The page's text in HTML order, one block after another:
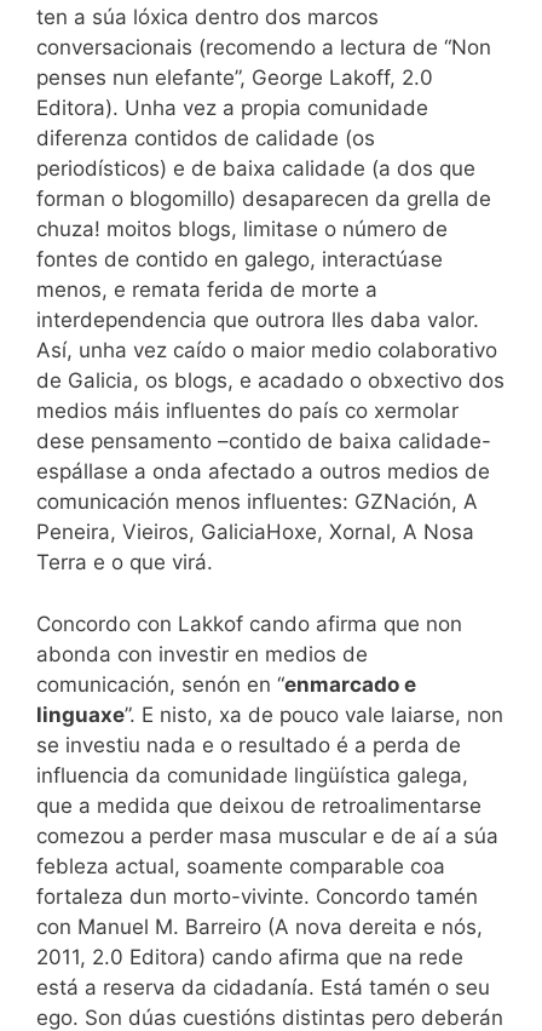
ten a súa lóxica dentro dos marcos
conversacionais (recomendo a lectura de “Non
penses nun elefante”, George Lakoff, 2.0
Editora). Unha vez a propia comunidade
diferenza contidos de calidade (os
periodísticos) e de baixa calidade (a dos que
forman o blogomillo) desaparecen da grella de
chuza! moitos blogs, limitase o número de
fontes de contido en galego, interactúase
menos, e remata ferida de morte a
interdependencia que outrora lles daba valor.
Así, unha vez caído o maior medio colaborativo
de Galicia, os blogs, e acadado o obxectivo dos
medios máis influentes do país co xermolar
dese pensamento –contido de baixa calidade-
espállase a onda afectado a outros medios de
comunicación menos influentes: GZNación, A
Peneira, Vieiros, GaliciaHoxe, Xornal, A Nosa
Terra e o que virá.
Concordo con Lakkof cando afirma que non
abonda con investir en medios de
comunicación, senón en “enmarcado e
linguaxe”. E nisto, xa de pouco vale laiarse, non
se investiu nada e o resultado é a perda de
influencia da comunidade lingüística galega,
que a medida que deixou de retroalimentarse
comezou a perder masa muscular e de aí a súa
febleza actual, soamente comparable coa
fortaleza dun morto-vivinte. Concordo tamén
con Manuel M. Barreiro (A nova dereita e nós,
2011, 2.0 Editora) cando afirma que na rede
está a reserva da cidadanía. Está tamén o seu
ego. Son dúas cuestións distintas pero deberán